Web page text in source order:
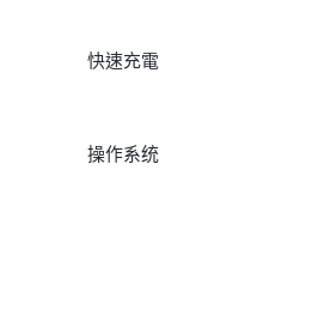
快速充電
操作系统